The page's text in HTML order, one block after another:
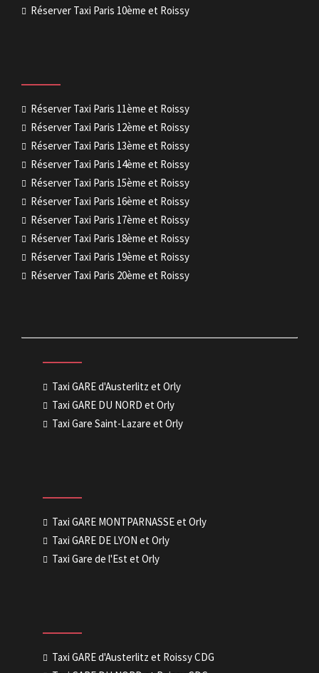
Réserver Taxi Paris 10ème et Roissy
Réserver Taxi Paris 11ème et Roissy
Réserver Taxi Paris 12ème et Roissy
Réserver Taxi Paris 13ème et Roissy
Réserver Taxi Paris 14ème et Roissy
Réserver Taxi Paris 15ème et Roissy
Réserver Taxi Paris 16ème et Roissy
Réserver Taxi Paris 17ème et Roissy
Réserver Taxi Paris 18ème et Roissy
Réserver Taxi Paris 19ème et Roissy
Réserver Taxi Paris 20ème et Roissy
Taxi GARE d'Austerlitz et Orly
Taxi GARE DU NORD et Orly
Taxi Gare Saint-Lazare et Orly
Taxi GARE MONTPARNASSE et Orly
Taxi GARE DE LYON et Orly
Taxi Gare de l'Est et Orly
Taxi GARE d'Austerlitz et Roissy CDG